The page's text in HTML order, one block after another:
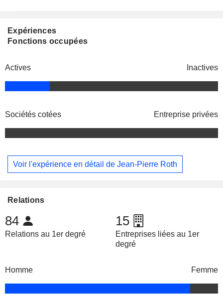
Expériences
Fonctions occupées
Actives Inactives
Sociétés cotées Entreprise privées
Voir l'expérience en détail de Jean-Pierre Roth
Relations
84
Relations au 1er degré
15
Entreprises liées au 1er
degré
Homme Femme